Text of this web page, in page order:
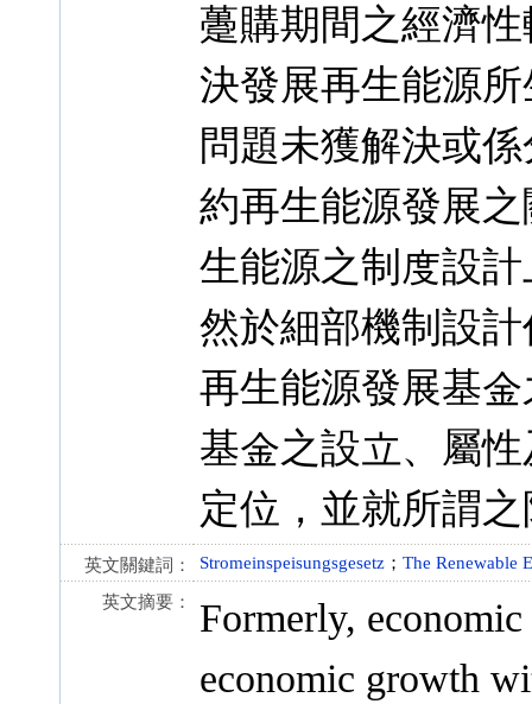
躉購期間之經濟
決發展再生能源
問題未獲解決或
約再生能源發展
生能源之制度設
然於細部機制設
再生能源發展基
基金之設立、屬
定位，並就所謂
英文關鍵詞： Stromeinspeisungsgesetz ； The Renewable
英文摘要：
Formerly,
economic growth